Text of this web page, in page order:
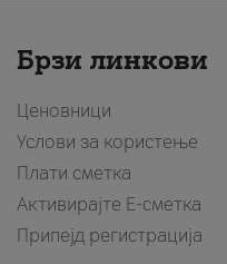
Брзи линкови
Ценовници
Услови за користење
Плати сметка
Активирајте Е-сметка
Припејд регистрација